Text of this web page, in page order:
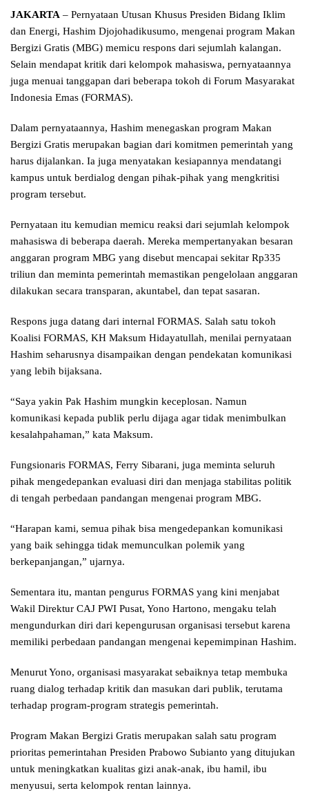
JAKARTA – Pernyataan Utusan Khusus Presiden Bidang Iklim
dan Energi, Hashim Djojohadikusumo, mengenai program Makan
Bergizi Gratis (MBG) memicu respons dari sejumlah kalangan.
Selain mendapat kritik dari kelompok mahasiswa, pernyataannya
juga menuai tanggapan dari beberapa tokoh di Forum Masyarakat
Indonesia Emas (FORMAS).
Dalam pernyataannya, Hashim menegaskan program Makan
Bergizi Gratis merupakan bagian dari komitmen pemerintah yang
harus dijalankan. Ia juga menyatakan kesiapannya mendatangi
kampus untuk berdialog dengan pihak-pihak yang mengkritisi
program tersebut.
Pernyataan itu kemudian memicu reaksi dari sejumlah kelompok
mahasiswa di beberapa daerah. Mereka mempertanyakan besaran
anggaran program MBG yang disebut mencapai sekitar Rp335
triliun dan meminta pemerintah memastikan pengelolaan anggaran
dilakukan secara transparan, akuntabel, dan tepat sasaran.
Respons juga datang dari internal FORMAS. Salah satu tokoh
Koalisi FORMAS, KH Maksum Hidayatullah, menilai pernyataan
Hashim seharusnya disampaikan dengan pendekatan komunikasi
yang lebih bijaksana.
“Saya yakin Pak Hashim mungkin keceplosan. Namun
komunikasi kepada publik perlu dijaga agar tidak menimbulkan
kesalahpahaman,” kata Maksum.
Fungsionaris FORMAS, Ferry Sibarani, juga meminta seluruh
pihak mengedepankan evaluasi diri dan menjaga stabilitas politik
di tengah perbedaan pandangan mengenai program MBG.
“Harapan kami, semua pihak bisa mengedepankan komunikasi
yang baik sehingga tidak memunculkan polemik yang
berkepanjangan,” ujarnya.
Sementara itu, mantan pengurus FORMAS yang kini menjabat
Wakil Direktur CAJ PWI Pusat, Yono Hartono, mengaku telah
mengundurkan diri dari kepengurusan organisasi tersebut karena
memiliki perbedaan pandangan mengenai kepemimpinan Hashim.
Menurut Yono, organisasi masyarakat sebaiknya tetap membuka
ruang dialog terhadap kritik dan masukan dari publik, terutama
terhadap program-program strategis pemerintah.
Program Makan Bergizi Gratis merupakan salah satu program
prioritas pemerintahan Presiden Prabowo Subianto yang ditujukan
untuk meningkatkan kualitas gizi anak-anak, ibu hamil, ibu
menyusui, serta kelompok rentan lainnya.